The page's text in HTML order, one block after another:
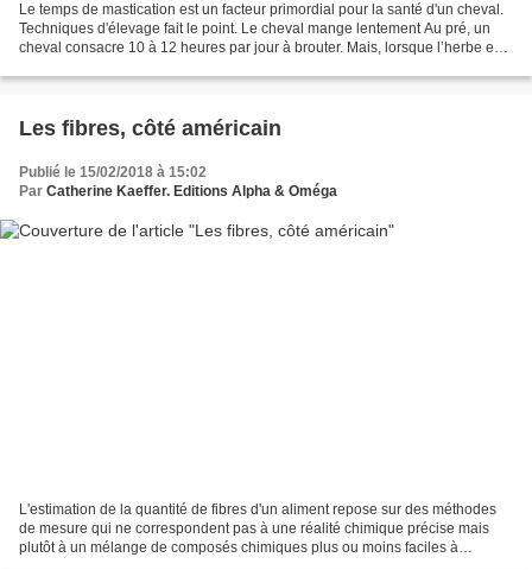
Le temps de mastication est un facteur primordial pour la santé d'un cheval.
Techniques d'élevage fait le point. Le cheval mange lentement Au pré, un
cheval consacre 10 à 12 heures par jour à brouter. Mais, lorsque l’herbe est
Les fibres, côté américain
Publié le 15/02/2018 à 15:02
Par Catherine Kaeffer. Editions Alpha & Oméga
L'estimation de la quantité de fibres d'un aliment repose sur des méthodes
de mesure qui ne correspondent pas à une réalité chimique précise mais
plutôt à un mélange de composés chimiques plus ou moins faciles à